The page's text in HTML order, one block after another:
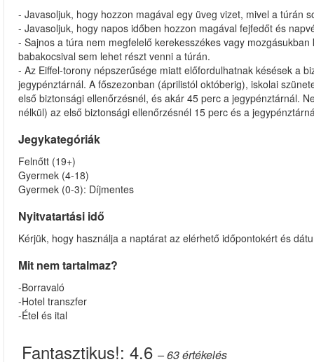
- Javasoljuk, hogy hozzon magával egy üveg vizet, mivel a túrán
- Javasoljuk, hogy napos időben hozzon magával fejfedőt és
- Sajnos a túra nem megfelelő kerekesszékes vagy
babakocsival sem lehet részt venni a túrán.
- Az Eiffel-torony népszerűsége miatt előfordulhatnak késések a
jegypénztárnál. A főszezonban (áprilistól októberig), iskolai
első biztonsági ellenőrzésnél, és akár 45 perc a jegypénztárnál.
nélkül) az első biztonsági ellenőrzésnél 15 perc és a
Jegykategóriák
Felnőtt (19+)
Gyermek (4-18)
Gyermek (0-3): Díjmentes
Nyitvatartási idő
Kérjük, hogy használja a naptárat az elérhető időpontokért és
Mit nem tartalmaz?
-Borravaló
-Hotel transzfer
-Étel és ital
Fantasztikus!: 4.6 – 63értékelés